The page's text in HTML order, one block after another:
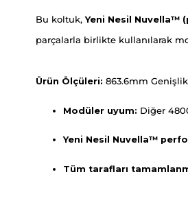
Bu koltuk,Yeni Nesil Nuvella™
parçalarla birlikte kullanılarak
Ürün Ölçüleri: 863.6mm
Modüler uyum: Diğer
Yeni Nesil Nuvella™
Tüm tarafları